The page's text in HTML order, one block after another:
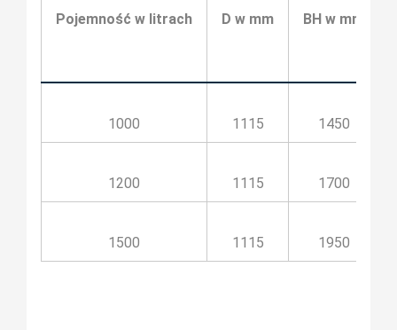
Pojemność w litrach D w mm BH w mm
1000 1115 1450
1200 1115 1700
1500 1115 1950